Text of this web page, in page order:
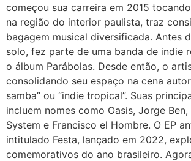
começou sua carreira em 2015
na região do interior paulista, traz
bagagem musical diversificada. Antes
solo, fez parte de uma banda de indie
o álbum Parábolas. Desde então, o
consolidando seu espaço na cena
samba” ou “indie tropical”. Suas
incluem nomes como Oasis, Jorge Ben,
System e Francisco el Hombre. O EP
intitulado Festa, lançado em 2022,
comemorativos do ano brasileiro.